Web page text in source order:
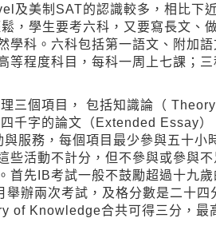
及美制SAT的認識較多，相比下
，學生要考六科，又要寫長文、
學科。六科包括第一語文、附加
等程度科目，每科一周上七課；
三個項目， 包括知識論（
千字的論文（Extended Essay
服務，每個項目最少參與五十小
些活動不計分，但不參與或參與
首先IB考試一般不鼓勵超過十九
辦兩次考試，及格分數是二十四
of Knowledge合共可得三分，最